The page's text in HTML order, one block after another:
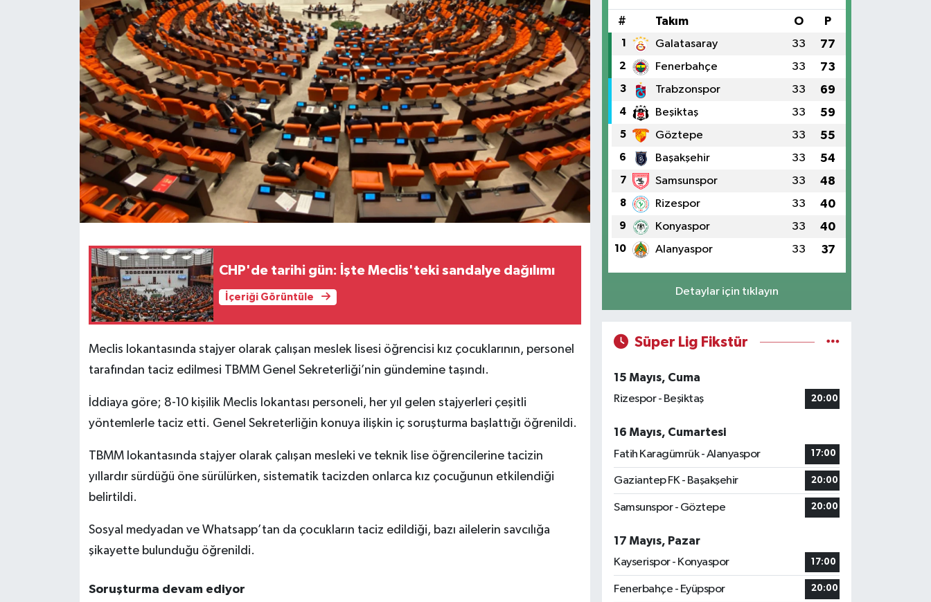
CHP'de tarihi gün: İşte Meclis'teki sandalye dağılımı
İçeriği Görüntüle
Meclis lokantasında stajyer olarak çalışan meslek lisesi öğrencisi kız çocuklarının, personel
tarafından taciz edilmesi TBMM Genel Sekreterliği’nin gündemine taşındı.
İddiaya göre; 8-10 kişilik Meclis lokantası personeli, her yıl gelen stajyerleri çeşitli
yöntemlerle taciz etti. Genel Sekreterliğin konuya ilişkin iç soruşturma başlattığı öğrenildi.
TBMM lokantasında stajyer olarak çalışan mesleki ve teknik lise öğrencilerine tacizin
yıllardır sürdüğü öne sürülürken, sistematik tacizden onlarca kız çocuğunun etkilendiği
belirtildi.
Sosyal medyadan ve Whatsapp’tan da çocukların taciz edildiği, bazı ailelerin savcılığa
şikayette bulunduğu öğrenildi.
Soruşturma devam ediyor
# Takım O P
1 Galatasaray 33 77
2 Fenerbahçe 33 73
3 Trabzonspor 33 69
4 Beşiktaş 33 59
5 Göztepe 33 55
6 Başakşehir 33 54
7 Samsunspor 33 48
8 Rizespor 33 40
9 Konyaspor 33 40
10 Alanyaspor 33 37
Detaylar için tıklayın
Süper Lig Fikstür
15 Mayıs, Cuma
Rizespor - Beşiktaş
20:00
16 Mayıs, Cumartesi
Fatih Karagümrük - Alanyaspor
17:00
Gaziantep FK - Başakşehir 20:00
Samsunspor - Göztepe 20:00
17 Mayıs, Pazar
Kayserispor - Konyaspor
17:00
Fenerbahçe - Eyüpspor 20:00